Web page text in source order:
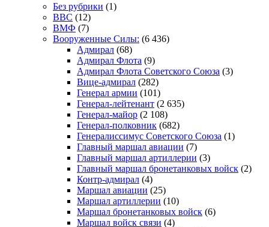
Без рубрики (1)
ВВС (12)
ВМФ (7)
Вооруженные Силы: (6 436)
Адмирал (68)
Адмирал Флота (9)
Адмирал Флота Советского Союза (3)
Вице-адмирал (282)
Генерал армии (101)
Генерал-лейтенант (2 635)
Генерал-майор (2 108)
Генерал-полковник (682)
Генералиссимус Советского Союза (1)
Главный маршал авиации (7)
Главный маршал артиллерии (3)
Главный маршал бронетанковых войск (2)
Контр-адмирал (4)
Маршал авиации (25)
Маршал артиллерии (10)
Маршал бронетанковых войск (6)
Маршал войск связи (4)